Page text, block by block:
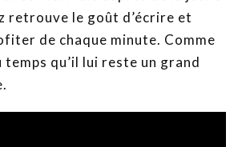
retrouve le goût d’écrire et
de chaque minute. Comme
qu’il lui reste un grand